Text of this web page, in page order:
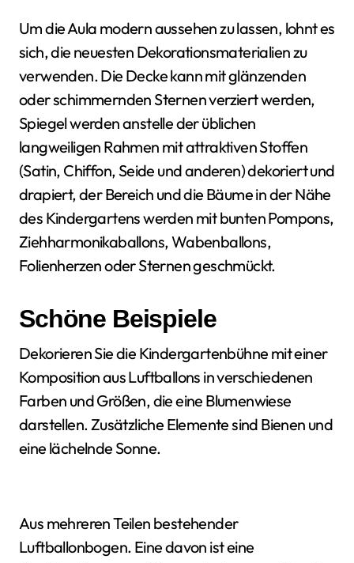
Um die Aula modern aussehen zu lassen, lohnt es
sich, die neuesten Dekorationsmaterialien zu
verwenden. Die Decke kann mit glänzenden
oder schimmernden Sternen verziert werden,
Spiegel werden anstelle der üblichen
langweiligen Rahmen mit attraktiven Stoffen
(Satin, Chiffon, Seide und anderen) dekoriert und
drapiert, der Bereich und die Bäume in der Nähe
des Kindergartens werden mit bunten Pompons,
Ziehharmonikaballons, Wabenballons,
Folienherzen oder Sternen geschmückt.
Schöne Beispiele
Dekorieren Sie die Kindergartenbühne mit einer
Komposition aus Luftballons in verschiedenen
Farben und Größen, die eine Blumenwiese
darstellen. Zusätzliche Elemente sind Bienen und
eine lächelnde Sonne.
Aus mehreren Teilen bestehender
Luftballonbogen. Eine davon ist eine